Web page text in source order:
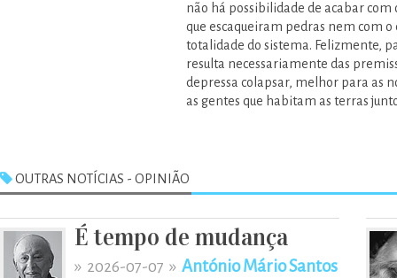
não há possibilidade de acabar com
que escaqueiram pedras nem com
totalidade do sistema. Felizmente,
resulta necessariamente das
depressa colapsar, melhor para as
as gentes que habitam as terras
OUTRAS NOTÍCIAS - OPINIÃO
É tempo de mudança
» 2026-07-07 » António Mário Santos